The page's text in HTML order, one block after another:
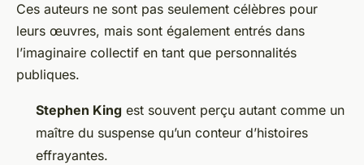
Ces auteurs ne sont pas seulement célèbres pour
leurs œuvres, mais sont également entrés dans
l’imaginaire collectif en tant que personnalités
publiques.
Stephen King est souvent perçu autant comme un
maître du suspense qu’un conteur d’histoires
effrayantes.